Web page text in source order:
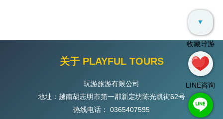
关于 PLAYFUL TOURS
玩游旅游有限公司
地址：越南胡志明市第一郡新定坊陈光凯街62号
热线电话： 0365407595
▼
收藏导游
LINE咨询